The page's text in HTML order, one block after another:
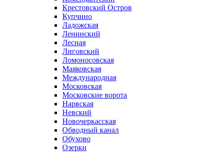
Крестовский Остров
Купчино
Ладожская
Ленинский
Лесная
Лиговский
Ломоносовская
Маяковская
Международная
Московская
Московские ворота
Нарвская
Невский
Новочеркасская
Обводный канал
Обухово
Озерки